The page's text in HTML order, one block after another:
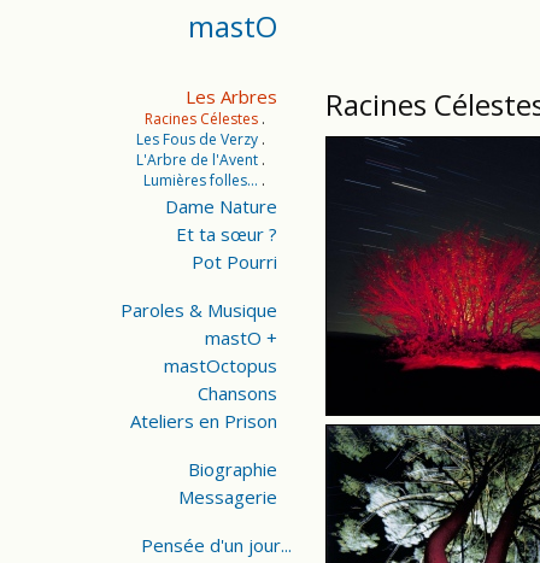
mastO
Les Arbres
Racines Célestes
Les Fous de Verzy
L'Arbre de l'Avent
Lumières folles...
Dame Nature
Et ta sœur ?
Pot Pourri
Paroles & Musique
mastO +
mastOctopus
Chansons
Ateliers en Prison
Biographie
Messagerie
Pensée d'un jour...
Racines